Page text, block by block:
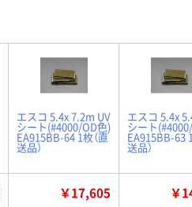
エスコ 5.4x 7.2m UV
シート(#4000/OD色)
EA915BB-64 1枚（直
送品）
エスコ 5.4x
シート
EA915BB-63
送品）
￥17,605 ￥